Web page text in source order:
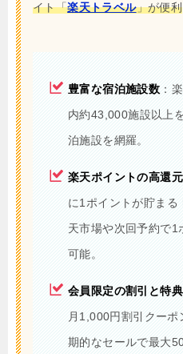
イト「楽天トラベル」が便利
豊富な宿泊施設数 ：
内約43,000施設以上
泊施設を網羅。
楽天ポイントの高還
に1ポイントが貯まる
天市場や次回予約で1
可能。
会員限定の割引と特典
月1,000円割引クーポ
期的なセールで最大